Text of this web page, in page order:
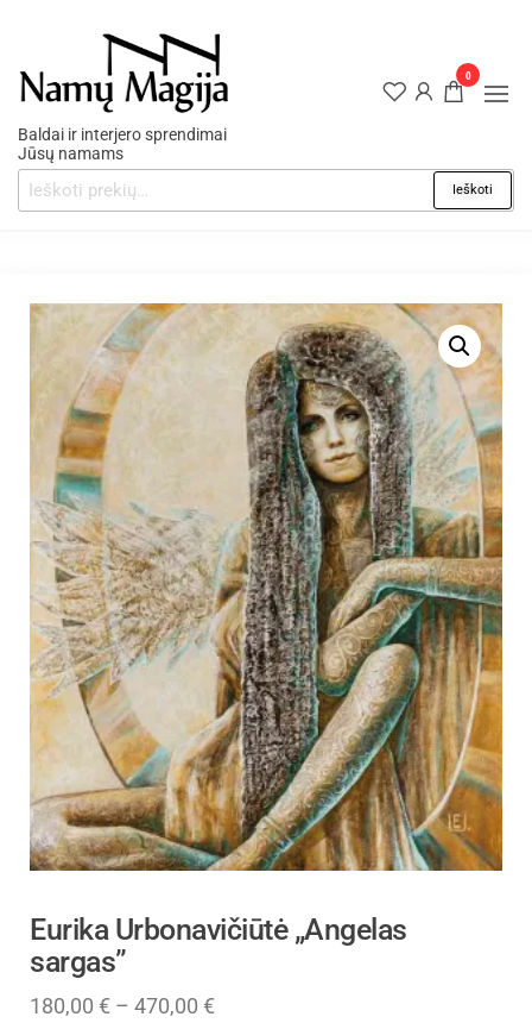
Baldai ir interjero sprendimai
Jūsų namams
Ieškoti
0
Eurika Urbonavičiūtė „Angelas
sargas”
180,00 € – 470,00 €